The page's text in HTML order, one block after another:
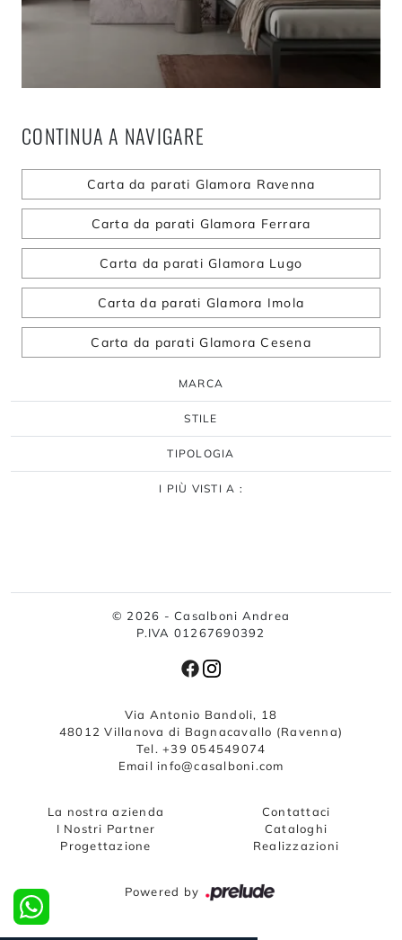
CONTINUA A NAVIGARE
Carta da parati Glamora Ravenna
Carta da parati Glamora Ferrara
Carta da parati Glamora Lugo
Carta da parati Glamora Imola
Carta da parati Glamora Cesena
MARCA
STILE
TIPOLOGIA
I PIÙ VISTI A :
© 2026 - Casalboni Andrea
P.IVA 01267690392
Via Antonio Bandoli, 18
48012 Villanova di Bagnacavallo (Ravenna)
Tel. +39 054549074
Email info@casalboni.com
La nostra azienda
I Nostri Partner
Progettazione
Contattaci
Cataloghi
Realizzazioni
Powered by